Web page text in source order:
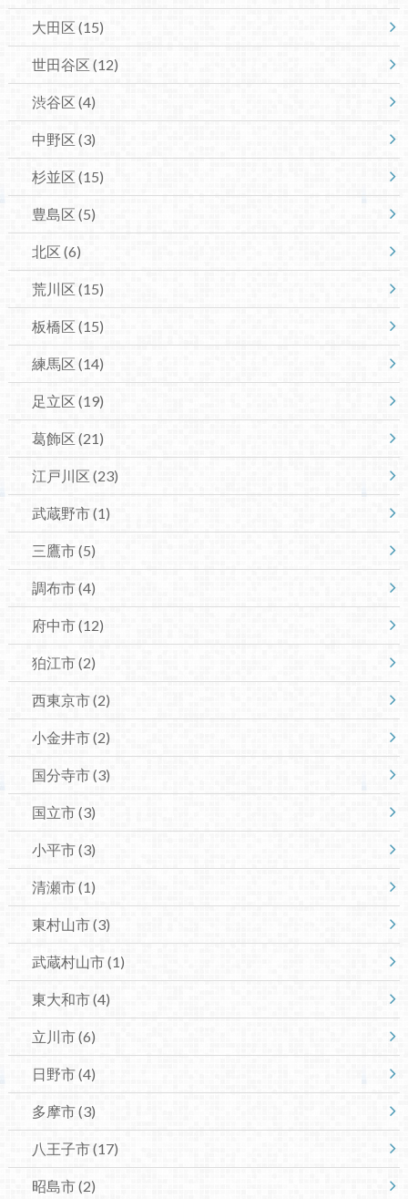
大田区 (15)
世田谷区 (12)
渋谷区 (4)
中野区 (3)
杉並区 (15)
豊島区 (5)
北区 (6)
荒川区 (15)
板橋区 (15)
練馬区 (14)
足立区 (19)
葛飾区 (21)
江戸川区 (23)
武蔵野市(1)
三鷹市(5)
調布市(4)
府中市(12)
狛江市(2)
西東京市(2)
小金井市(2)
国分寺市(3)
国立市(3)
小平市(3)
清瀬市(1)
東村山市(3)
武蔵村山市(1)
東大和市(4)
立川市(6)
日野市(4)
多摩市(3)
八王子市(17)
昭島市(2)